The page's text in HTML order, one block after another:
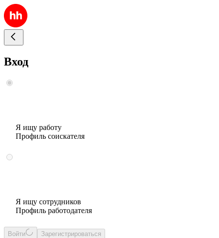
Вход
Я ищу работу
Профиль соискателя
Я ищу сотрудников
Профиль работодателя
Войти Зарегистрироваться